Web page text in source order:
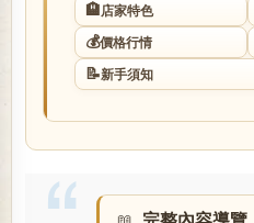
🏨店家特色
💰價格行情
📝新手須知